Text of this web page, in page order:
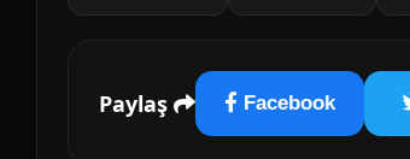
Paylaş Facebook